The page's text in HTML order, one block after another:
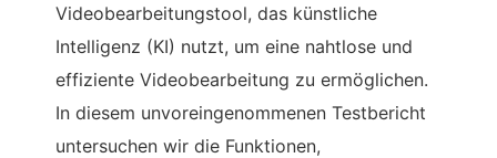
Videobearbeitungstool, das künstliche
Intelligenz (KI) nutzt, um eine nahtlose und
effiziente Videobearbeitung zu ermöglichen.
In diesem unvoreingenommenen Testbericht
untersuchen wir die Funktionen,